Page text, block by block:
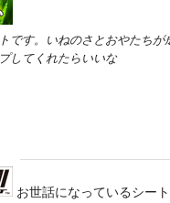
です。いねのさとおやたちが
してくれたらいいな
お世話になっているシー